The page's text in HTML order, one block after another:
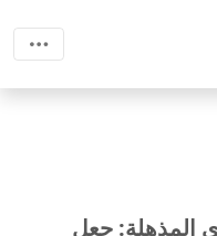
المذهلة: جعل